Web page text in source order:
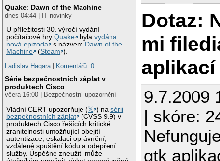
Quake: Dawn of the Machine
dnes 04:44 | IT novinky
U příležitosti 30. výročí vydání
počítačové hryQuake bylavydána
nová epizoda
s názvem Dawn of the
Machine
(Steam ).
Ladislav Hagara| Komentářů: 0
Série bezpečnostních záplat v
produktech Cisco
včera 16:00 | Bezpečnostní upozornění
Vládní CERT upozorňuje (𝕏 ) nasérii
bezpečnostních záplat
(CVSS 9.9) v
produktech Cisco řešících kritické
zranitelnosti umožňující obejití
autentizace, eskalaci oprávnění,
vzdálené spuštění kódu a odepření
služby. Úspěšné zneužití může
Dotaz:
mi
aplikací
9.7.2009
| skóre:
gtk